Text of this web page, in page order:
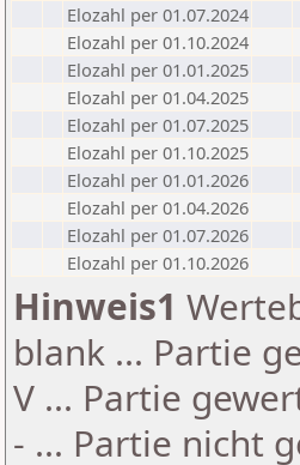
Elozahl per 01.07.2024
Elozahl per 01.10.2024
Elozahl per 01.01.2025
Elozahl per 01.04.2025
Elozahl per 01.07.2025
Elozahl per 01.10.2025
Elozahl per 01.01.2026
Elozahl per 01.04.2026
Elozahl per 01.07.2026
Elozahl per 01.10.2026
Hinweis1
blank ... Partie
V ... Partie
- ... Partie nicht